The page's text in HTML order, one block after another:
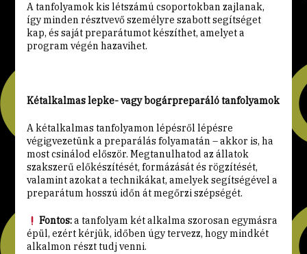
A tanfolyamok kis létszámú csoportokban zajlanak,
így minden résztvevő személyre szabott segítséget
kap, és saját preparátumot készíthet, amelyet a
program végén hazavihet.
Kétalkalmas lepke- vagy bogárpreparáló tanfolyamok
A kétalkalmas tanfolyamon lépésről lépésre
végigvezetünk a preparálás folyamatán – akkor is, ha
most csinálod először. Megtanulhatod az állatok
szakszerű előkészítését, formázását és rögzítését,
valamint azokat a technikákat, amelyek segítségével a
preparátum hosszú időn át megőrzi szépségét.
Fontos:a tanfolyam két alkalma szorosan egymásra
épül, ezért kérjük, időben úgy tervezz, hogy mindkét
alkalmon részt tudj venni.